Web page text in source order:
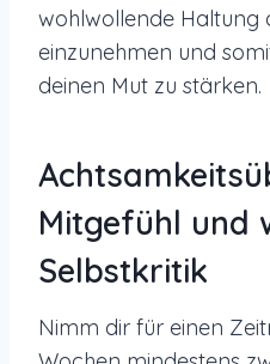
wohlwollende Haltung
einzunehmen und
deinen Mut zu stärken.
Mitgefühl und
Selbstkritik
Nimm dir für einen